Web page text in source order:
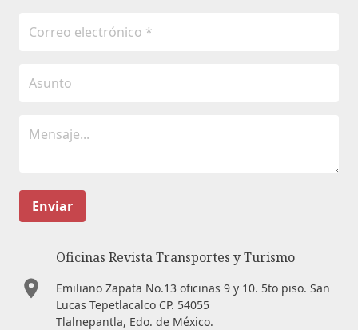
Enviar
Oficinas Revista Transportes y Turismo
Emiliano Zapata No.13 oficinas 9 y 10. 5to piso. San
Lucas Tepetlacalco CP. 54055
Tlalnepantla, Edo. de México.